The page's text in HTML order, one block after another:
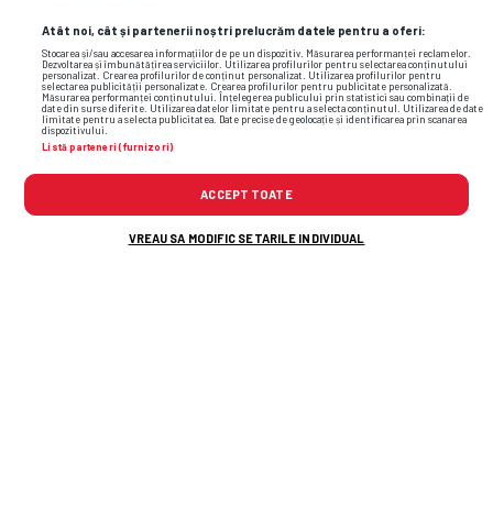
Atât noi, cât și partenerii noștri prelucrăm datele pentru a oferi:
Stocarea și/sau accesarea informațiilor de pe un dispozitiv. Măsurarea performanței reclamelor.
Dezvoltarea și îmbunătățirea serviciilor. Utilizarea profilurilor pentru selectarea conținutului
personalizat. Crearea profilurilor de conținut personalizat. Utilizarea profilurilor pentru
selectarea publicității personalizate. Crearea profilurilor pentru publicitate personalizată.
Măsurarea performanței conținutului. Înțelegerea publicului prin statistici sau combinații de
date din surse diferite. Utilizarea datelor limitate pentru a selecta conținutul. Utilizarea de date
limitate pentru a selecta publicitatea. Date precise de geolocație și identificarea prin scanarea
dispozitivului.
Listă parteneri (furnizori)
ACCEPT TOATE
VREAU SA MODIFIC SETARILE INDIVIDUAL